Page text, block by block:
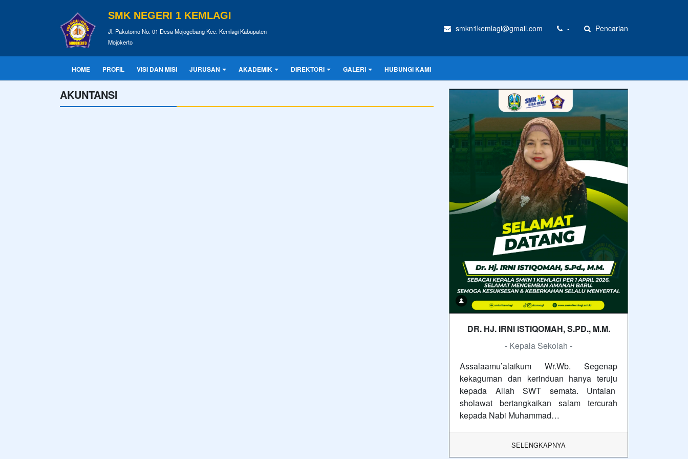
SMK NEGERI 1 KEMLAGI
Jl. Pakutomo No. 01 Desa Mojogebang Kec. Kemlagi Kabupaten
Mojokerto
smkn1kemlagi@gmail.com - Pencarian
HOME PROFIL VISI DAN MISI JURUSAN AKADEMIK DIREKTORI GALERI HUBUNGI KAMI
AKUNTANSI
DR. HJ. IRNI ISTIQOMAH, S.PD., M.M.
- Kepala Sekolah -
Assalaamu’alaikum Wr.Wb. Segenap
kekaguman dan kerinduan hanya teruju
kepada Allah SWT semata. Untaian
sholawat bertangkaikan salam tercurah
kepada Nabi Muhammad…
SELENGKAPNYA